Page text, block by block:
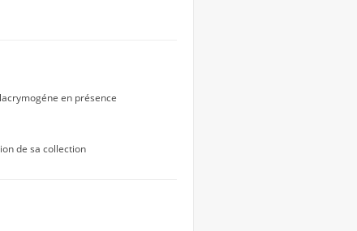
en présence
de sa collection